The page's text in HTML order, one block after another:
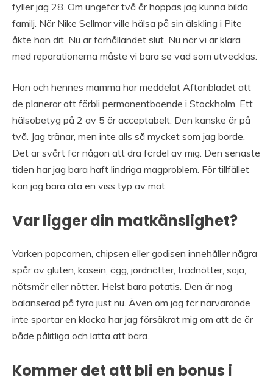
fyller jag 28. Om ungefär två år hoppas jag kunna bilda
familj. När Nike Sellmar ville hälsa på sin älskling i Pite
åkte han dit. Nu är förhållandet slut. Nu när vi är klara
med reparationerna måste vi bara se vad som utvecklas.
Hon och hennes mamma har meddelat Aftonbladet att
de planerar att förbli permanentboende i Stockholm. Ett
hälsobetyg på 2 av 5 är acceptabelt. Den kanske är på
två. Jag tränar, men inte alls så mycket som jag borde.
Det är svårt för någon att dra fördel av mig. Den senaste
tiden har jag bara haft lindriga magproblem. För tillfället
kan jag bara äta en viss typ av mat.
Var ligger din matkänslighet?
Varken popcornen, chipsen eller godisen innehåller några
spår av gluten, kasein, ägg, jordnötter, trädnötter, soja,
nötsmör eller nötter. Helst bara potatis. Den är nog
balanserad på fyra just nu. Även om jag för närvarande
inte sportar en klocka har jag försäkrat mig om att de är
både pålitliga och lätta att bära.
Kommer det att bli en bonus i